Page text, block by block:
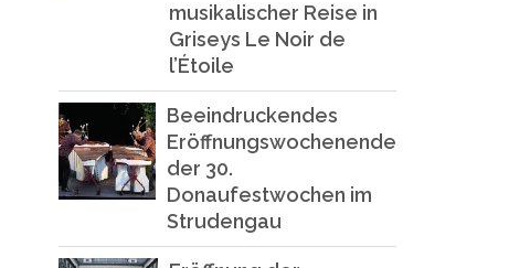
musikalischer Reise in
Griseys Le Noir de
l’Étoile
Beeindruckendes
Eröffnungswochenende
der 30.
Donaufestwochen im
Strudengau